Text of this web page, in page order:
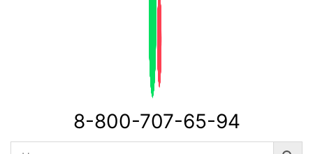
8-800-707-65-94